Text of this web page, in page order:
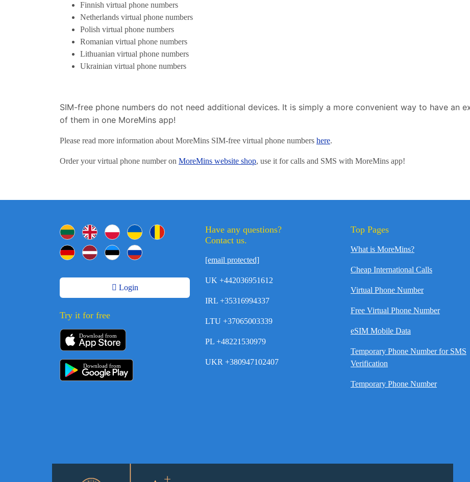
Finnish virtual phone numbers
Netherlands virtual phone numbers
Polish virtual phone numbers
Romanian virtual phone numbers
Lithuanian virtual phone numbers
Ukrainian virtual phone numbers
SIM-free phone numbers do not need additional devices. It is simply a more convenient way to have an
of them in one MoreMins app!
Please read more information about MoreMins SIM-free virtual phone numbers here.
Order your virtual phone number on MoreMins website shop, use it for calls and SMS with MoreMins app!
Login
Try it for free
Download from
Download from
Have any questions?
Contact us.
[email protected]
UK +442036951612
IRL +35316994337
LTU +37065003339
PL +48221530979
UKR +380947102407
Top Pages
What is MoreMins?
Cheap International Calls
Virtual Phone Number
Free Virtual Phone Number
eSIM Mobile Data
Temporary Phone Number for SMS
Verification
Temporary Phone Number